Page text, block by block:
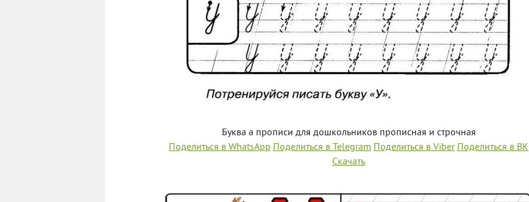
Буква а прописи для дошкольников прописная и строчная
Поделиться в WhatsApp Поделиться в Telegram Поделиться в Viber Поделиться в ВК
Скачать